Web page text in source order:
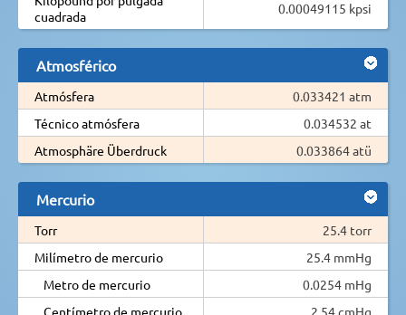
cuadrada
0.00049115 kpsi
Atmosférico
Atmósfera
0.033421 atm
Técnico atmósfera
0.034532 at
Atmosphäre Überdruck
0.033864 atü
Mercurio
Torr
25.4 torr
Milímetro de mercurio
25.4 mmHg
Metro de mercurio
0.0254 mHg
Centímetro de mercurio
2.54 cmHg